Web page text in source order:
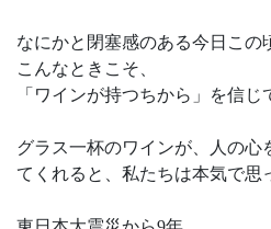
なにかと閉塞感のある今日この
こんなときこそ、
「ワインが持つちから」を信じ
グラス一杯のワインが、人の心
てくれると、私たちは本気で思